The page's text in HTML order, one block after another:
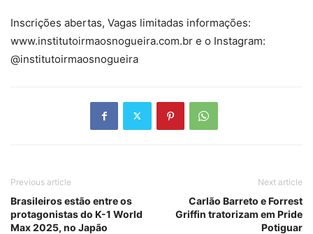
Inscrições abertas, Vagas limitadas informações:
www.institutoirmaosnogueira.com.br e o Instagram:
@institutoirmaosnogueira
Previous article
Brasileiros estão entre os
protagonistas do K-1 World
Max 2025, no Japão
Next article
Carlão Barreto e Forrest
Griffin tratorizam em Pride
Potiguar